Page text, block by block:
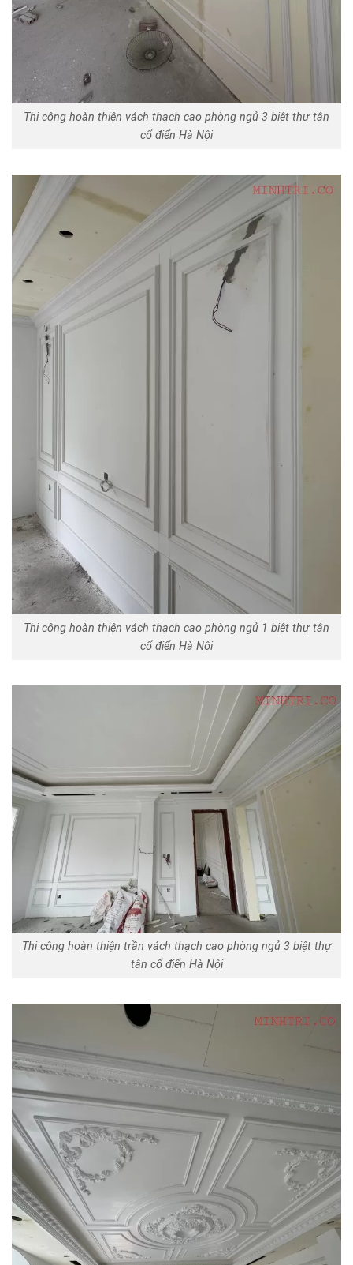
Thi công hoàn thiện vách thạch cao phòng ngủ 3 biệt thự tân
cổ điển Hà Nội
Thi công hoàn thiện vách thạch cao phòng ngủ 1 biệt thự tân
cổ điển Hà Nội
Thi công hoàn thiện trần vách thạch cao phòng ngủ 3 biệt thự
tân cổ điển Hà Nội